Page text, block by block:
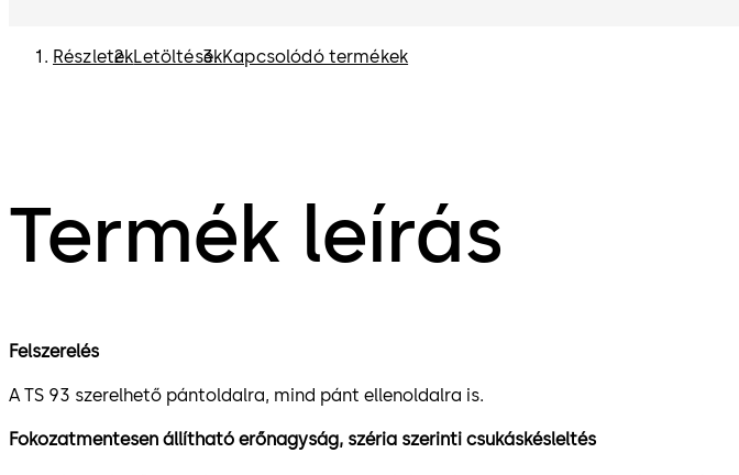
RészletekLetöltésekKapcsolódó termékek
Termék leírás
Felszerelés
A TS 93 szerelhető pántoldalra, mind pánt ellenoldalra is.
Fokozatmentesen állítható erőnagyság, széria szerinti csukáskésleltés